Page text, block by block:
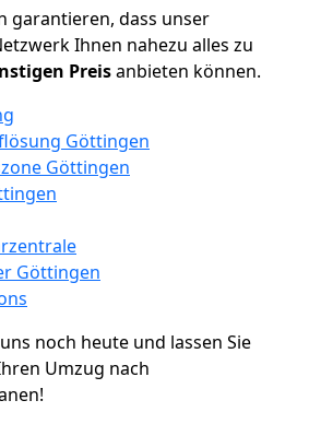
garantieren, dass unser
Ihnen nahezu alles zu
Preisanbieten können.
Göttingen
Göttingen
Göttingen
noch heute und lassen Sie
Umzug nach